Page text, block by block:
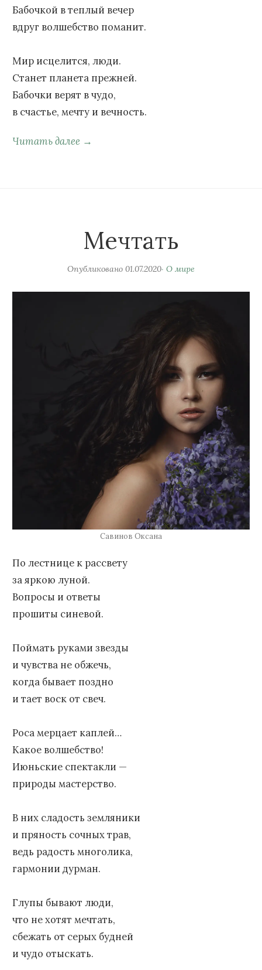
Бабочкой в теплый вечер
вдруг волшебство поманит.
Мир исцелится, люди.
Станет планета прежней.
Бабочки верят в чудо,
в счастье, мечту и вечность.
Читать далее →
Мечтать
Опубликовано 01.07.2020 О мире
Савинов Оксана
По лестнице к рассвету
за яркою луной.
Вопросы и ответы
прошиты синевой.
Поймать руками звезды
и чувства не обжечь,
когда бывает поздно
и тает воск от свеч.
Роса мерцает каплей…
Какое волшебство!
Июньские спектакли —
природы мастерство.
В них сладость земляники
и пряность сочных трав,
ведь радость многолика,
гармонии дурман.
Глупы бывают люди,
что не хотят мечтать,
сбежать от серых будней
и чудо отыскать.